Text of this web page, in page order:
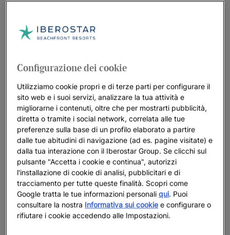
Configurazione dei cookie
Utilizziamo cookie propri e di terze parti per configurare il
sito web e i suoi servizi, analizzare la tua attività e
migliorarne i contenuti, oltre che per mostrarti pubblicità,
diretta o tramite i social network, correlata alle tue
preferenze sulla base di un profilo elaborato a partire
dalle tue abitudini di navigazione (ad es. pagine visitate) e
dalla tua interazione con il Iberostar Group. Se clicchi sul
pulsante "Accetta i cookie e continua", autorizzi
l'installazione di cookie di analisi, pubblicitari e di
tracciamento per tutte queste finalità. Scopri come
Google tratta le tue informazioni personaliqui. Puoi
consultare la nostra Informativa sui cookie e configurare o
rifiutare i cookie accedendo alle Impostazioni.